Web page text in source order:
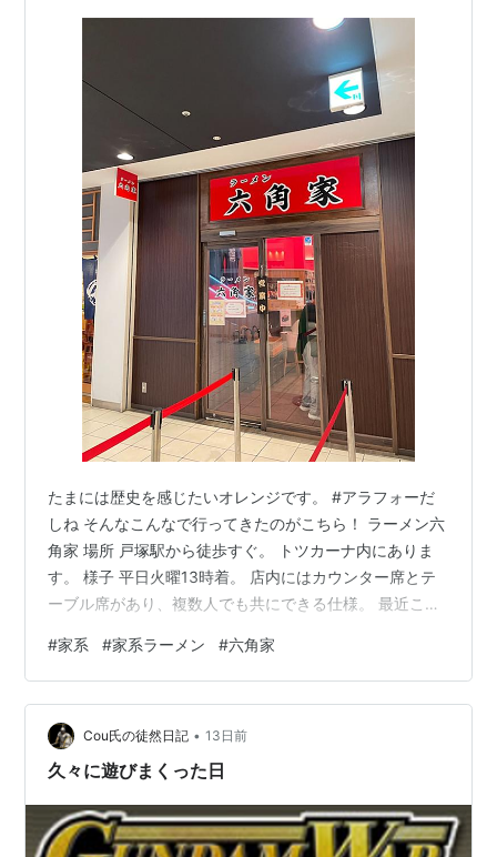
たまには歴史を感じたいオレンジです。 #アラフォーだ
しね そんなこんなで行ってきたのがこちら！ ラーメン六
角家 場所 戸塚駅から徒歩すぐ。 トツカーナ内にありま
す。 様子 平日火曜13時着。 店内にはカウンター席とテ
ーブル席があり、複数人でも共にできる仕様。 最近この
なので関係ありませんが！ 注文 チャーシューメンセット
麺かため (チャーシューメン＋のり＋ライス＋半熟味付玉
子) 1,300円 こま切れチャーシュー 100円 合計 1,400円
着丼 4分ほどして。 美しきヴィジュアル #Vの発音大事
まずはスープを一口。 美味え。 なんだ…
#家系 #家系ラーメン #六角家
Cou氏の徒然日記 • 13日前
久々に遊びまくった日